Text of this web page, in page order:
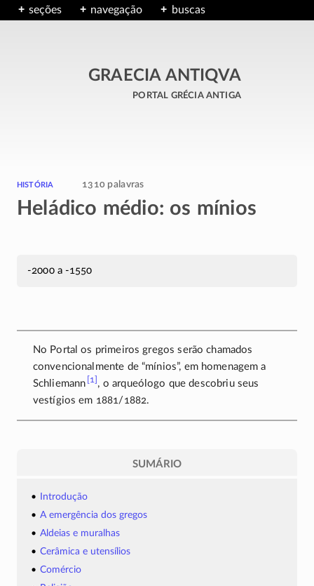
seções navegação buscas
GRAECIA ANTIQVA
portal grécia antiga
história 1310 palavras
Heládico médio: os mínios
-2000 a -1550
No Portal os primeiros gregos serão chamados
convencionalmente de “mínios”, em homenagem a
Schliemann [1] , o arqueólogo que descobriu seus
vestígios em 1881/1882.
SUMÁRIO
Introdução
A emergência dos gregos
Aldeias e muralhas
Cerâmica e utensílios
Comércio